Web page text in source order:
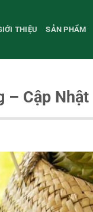
THIỆU SẢN PHẨM
– Cập